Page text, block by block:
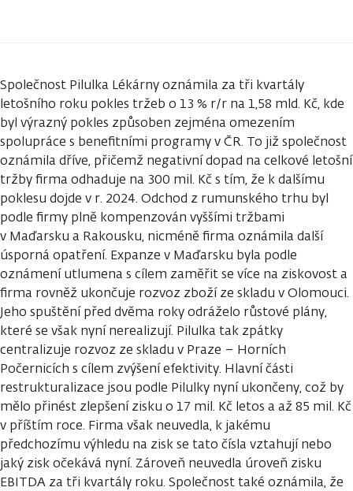
Společnost Pilulka Lékárny oznámila za tři kvartály
letošního roku pokles tržeb o 13 % r/r na 1,58 mld. Kč, kde
byl výrazný pokles způsoben zejména omezením
spolupráce s benefitními programy v ČR. To již společnost
oznámila dříve, přičemž negativní dopad na celkové letošní
tržby firma odhaduje na 300 mil. Kč s tím, že k dalšímu
poklesu dojde v r. 2024. Odchod z rumunského trhu byl
podle firmy plně kompenzován vyššími tržbami
v Maďarsku a Rakousku, nicméně firma oznámila další
úsporná opatření. Expanze v Maďarsku byla podle
oznámení utlumena s cílem zaměřit se více na ziskovost a
firma rovněž ukončuje rozvoz zboží ze skladu v Olomouci.
Jeho spuštění před dvěma roky odráželo růstové plány,
které se však nyní nerealizují. Pilulka tak zpátky
centralizuje rozvoz ze skladu v Praze – Horních
Počernicích s cílem zvýšení efektivity. Hlavní části
restrukturalizace jsou podle Pilulky nyní ukončeny, což by
mělo přinést zlepšení zisku o 17 mil. Kč letos a až 85 mil. Kč
v příštím roce. Firma však neuvedla, k jakému
předchozímu výhledu na zisk se tato čísla vztahují nebo
jaký zisk očekává nyní. Zároveň neuvedla úroveň zisku
EBITDA za tři kvartály roku. Společnost také oznámila, že